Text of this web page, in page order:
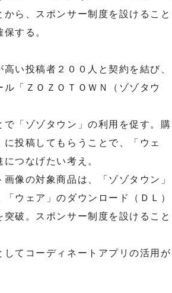
ら、スポンサー制度を設けること
する。
い投稿者２００人と契約を結び、
「ＺＯＺＯＴＯＷＮ（ゾゾタウ
「ゾゾタウン」の利用を促す。購
投稿してもらうことで、「ウェ
つなげたい考え。
像の対象商品は、「ゾゾタウン」
ウェア」のダウンロード（ＤＬ）
破。スポンサー制度を設けること
てコーディネートアプリの活用が